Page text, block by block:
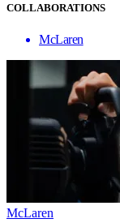
COLLABORATIONS
McLaren
McLaren